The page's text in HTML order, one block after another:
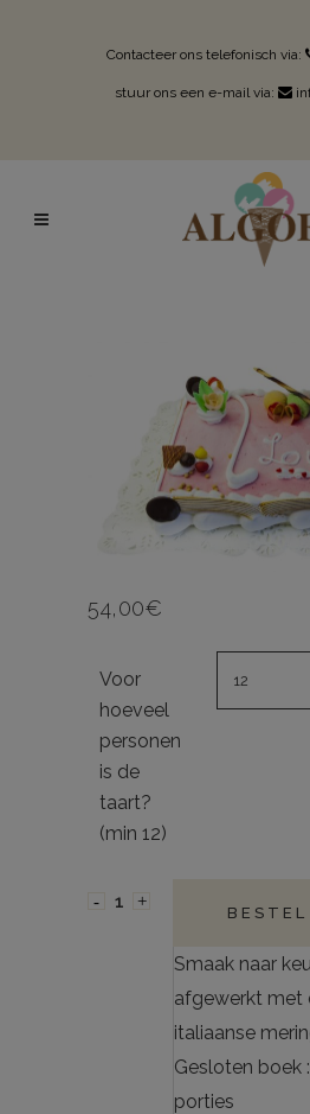
Contacteer ons telefonisch via:
stuur ons een e-mail via:
54,00€
Voor
hoeveel
personen
is de
taart?
(min 12)
BESTEL
Smaak naar
afgewerkt met
italiaanse
Gesloten boek
porties